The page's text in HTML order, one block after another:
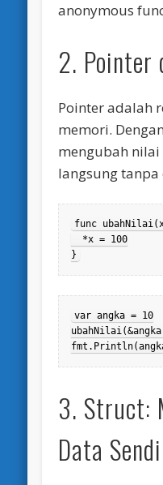
anonymous
2. Pointer
Pointer adalah
memori.
mengubah
langsung tanpa
func
  *x = 100
}
var angka = 10
3. Struct:
Data